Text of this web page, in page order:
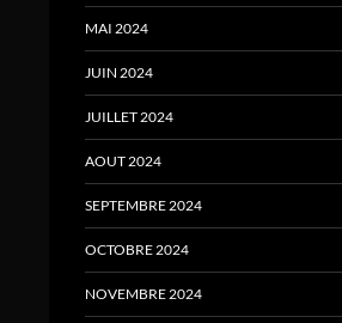
MAI 2024
JUIN 2024
JUILLET 2024
AOUT 2024
SEPTEMBRE 2024
OCTOBRE 2024
NOVEMBRE 2024